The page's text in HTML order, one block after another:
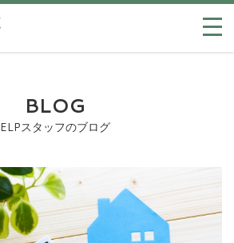
BLOG
ELPスタッフのブログ